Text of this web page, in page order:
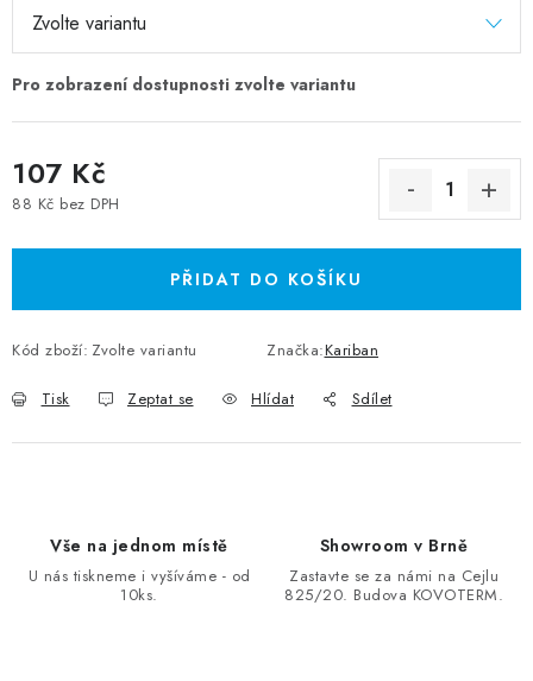
107 Kč
88 Kč bez DPH
PŘIDAT DO KOŠÍKU
Kód zboží: Zvolte variantu Značka:Kariban
Tisk Zeptat se Hlídat Sdílet
Vše na jednom místě
U nás tiskneme i vyšíváme - od
10ks.
Showroom v Brně
Zastavte se za námi na Cejlu
825/20. Budova KOVOTERM.